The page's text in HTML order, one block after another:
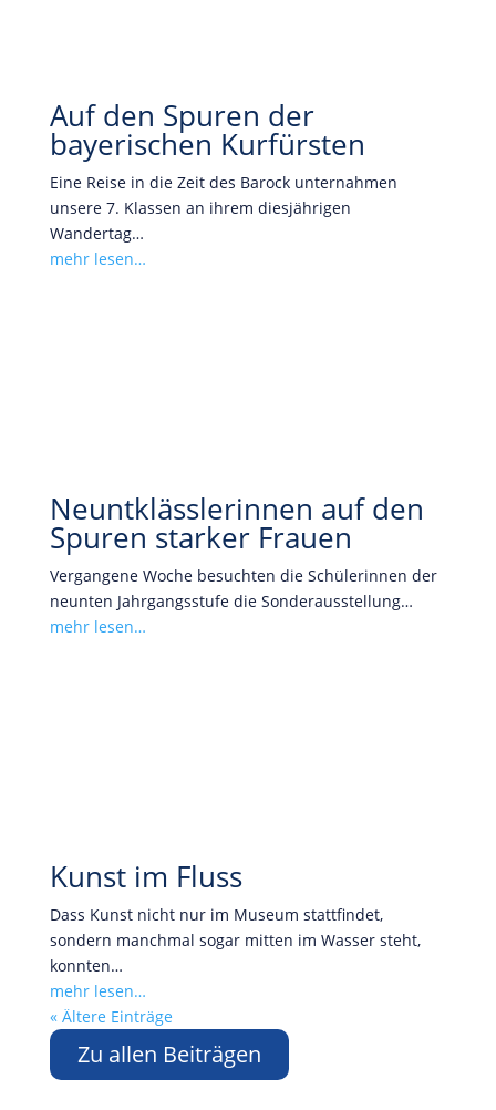
Auf den Spuren der
bayerischen Kurfürsten
Eine Reise in die Zeit des Barock unternahmen
unsere 7. Klassen an ihrem diesjährigen
Wandertag…
mehr lesen…
Neuntklässlerinnen auf den
Spuren starker Frauen
Vergangene Woche besuchten die Schülerinnen der
neunten Jahrgangsstufe die Sonderausstellung…
mehr lesen…
Kunst im Fluss
Dass Kunst nicht nur im Museum stattfindet,
sondern manchmal sogar mitten im Wasser steht,
konnten…
mehr lesen…
« Ältere Einträge
Zu allen Beiträgen